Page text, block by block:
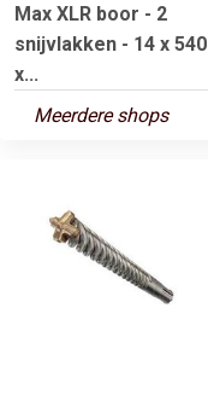
Max XLR boor - 2
snijvlakken - 14 x 540
x...
Meerdere shops